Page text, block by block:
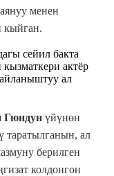
менен
кыйган.
сейил бакта
актёр
ал
Гюндун үйүнөн
таратылганын, ал
берилген
колдонгон